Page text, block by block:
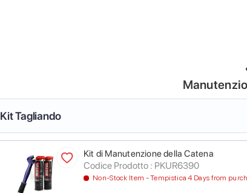
Kit Tagliando
Kit di Manutenzione della Catena
Codice Prodotto : PKUR6390
Non-Stock Item - Tempistica 4 Days from